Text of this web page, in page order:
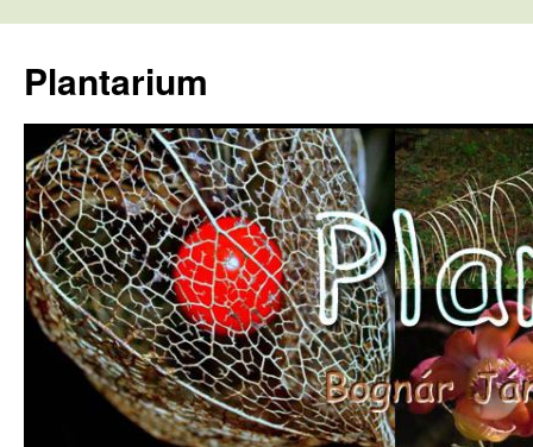
tartalomba
Plantarium